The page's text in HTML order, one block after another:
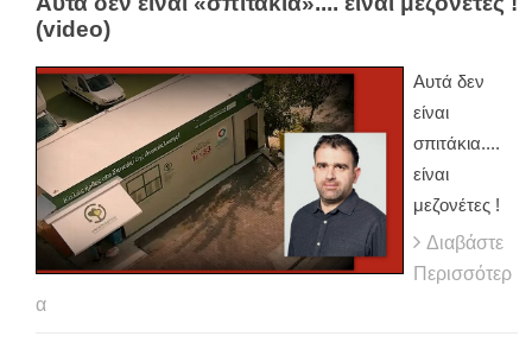
(video)
Αυτά δεν
είναι
σπιτάκια....
είναι
μεζονέτες !
Διαβάστε
Περισσότερ
α